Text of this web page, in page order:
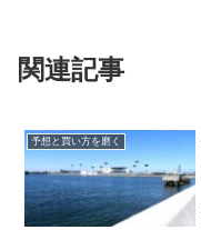
関連記事
予想と買い方を磨く